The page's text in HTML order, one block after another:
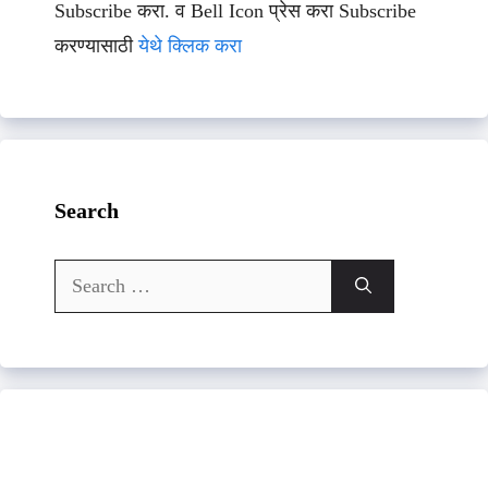
Subscribe करा. व Bell Icon प्रेस करा Subscribe
करण्यासाठीयेथे क्लिक करा
Search
Search
for: